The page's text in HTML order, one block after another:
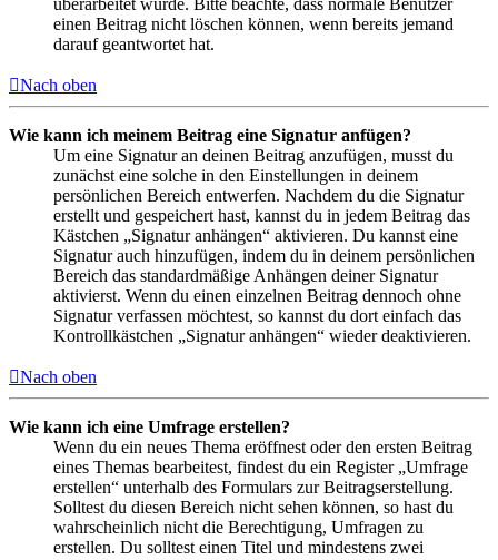
überarbeitet wurde. Bitte beachte, dass normale Benutzer
einen Beitrag nicht löschen können, wenn bereits jemand
darauf geantwortet hat.
Nach oben
Wie kann ich meinem Beitrag eine Signatur anfügen?
Um eine Signatur an deinen Beitrag anzufügen, musst du
zunächst eine solche in den Einstellungen in deinem
persönlichen Bereich entwerfen. Nachdem du die Signatur
erstellt und gespeichert hast, kannst du in jedem Beitrag das
Kästchen „Signatur anhängen“ aktivieren. Du kannst eine
Signatur auch hinzufügen, indem du in deinem persönlichen
Bereich das standardmäßige Anhängen deiner Signatur
aktivierst. Wenn du einen einzelnen Beitrag dennoch ohne
Signatur verfassen möchtest, so kannst du dort einfach das
Kontrollkästchen „Signatur anhängen“ wieder deaktivieren.
Nach oben
Wie kann ich eine Umfrage erstellen?
Wenn du ein neues Thema eröffnest oder den ersten Beitrag
eines Themas bearbeitest, findest du ein Register „Umfrage
erstellen“ unterhalb des Formulars zur Beitragserstellung.
Solltest du diesen Bereich nicht sehen können, so hast du
wahrscheinlich nicht die Berechtigung, Umfragen zu
erstellen. Du solltest einen Titel und mindestens zwei